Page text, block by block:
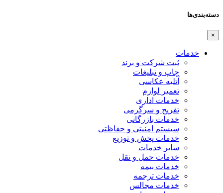
دسته‌بندی‌ها
×
خدمات
ثبت شرکت و برند
چاپ و تبلیغات
آتلیه عکاسی
تعمیر لوازم
خدمات اداری
تفریح و سرگرمی
خدمات بازرگانی
سیستم امنیتی و حفاظتی
خدمات پخش و توزیع
سایر خدمات
خدمات حمل و نقل
خدمات بیمه
خدمات ترجمه
خدمات مجالس